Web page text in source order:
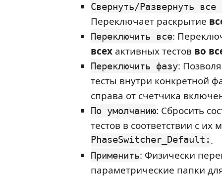
Свернуть/Развернуть все
Переключает раскрытие
Переключить все:
всех активных тестов во
Переключить фазу:
тесты внутри конкретной
справа от счетчика
По умолчанию: Сбросить
тестов в соответствии с
PhaseSwitcher_Default:.
Применить: Физически
параметрические папки